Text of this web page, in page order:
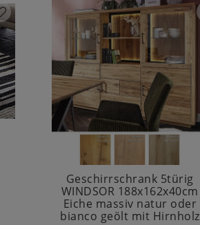
Geschirrschrank 5türig
WINDSOR 188x162x40cm
Eiche massiv natur oder
bianco geölt mit Hirnholz